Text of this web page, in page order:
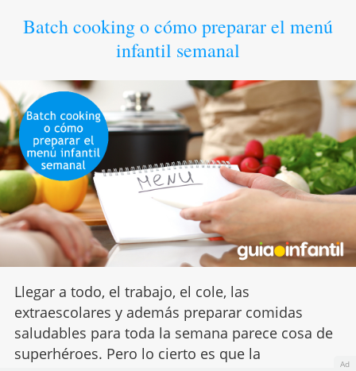
Batch cooking o cómo preparar el menú
infantil semanal
Llegar a todo, el trabajo, el cole, las
extraescolares y además preparar comidas
saludables para toda la semana parece cosa de
superhéroes. Pero lo cierto es que la
Ad